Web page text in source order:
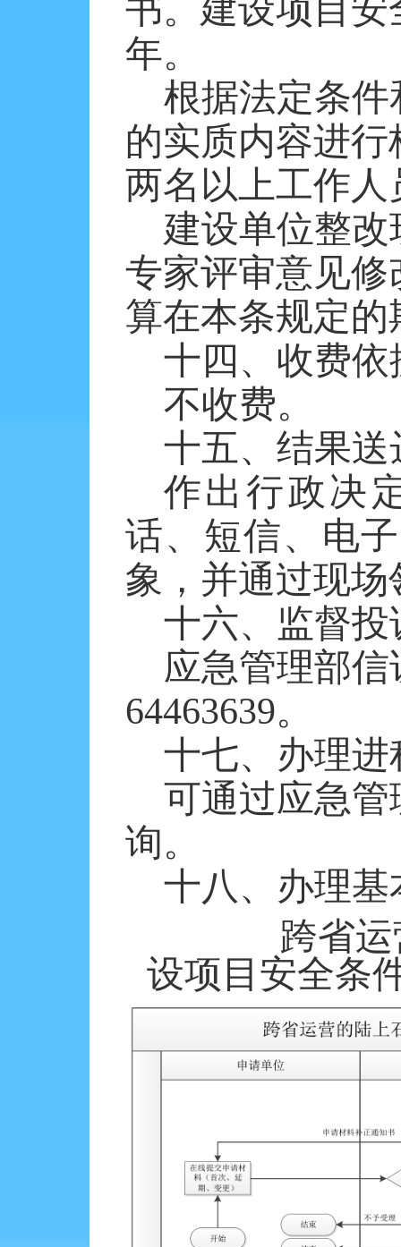
书。建设项目
年。
根据法定条
的实质内容进
两名以上工作
建设单位整
专家评审意见
算在本条规定的
十四、 收费依
不收费。
十五、结果送
作出行政决
话、短信、电
象，并通过现
十六、监督投
应急管理部
64463639。
十七、办理
可通过应急
询。
十八、办理基
跨省
设项目安全条